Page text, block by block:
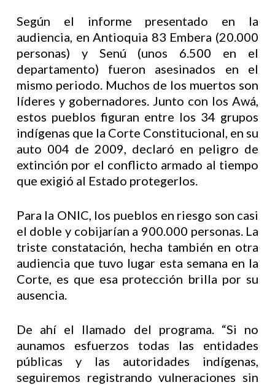
Según el informe presentado en la
audiencia, en Antioquia 83 Embera (20.000
personas) y Senú (unos 6.500 en el
departamento) fueron asesinados en el
mismo periodo. Muchos de los muertos son
líderes y gobernadores. Junto con los Awá,
estos pueblos figuran entre los 34 grupos
indígenas que la Corte Constitucional, en su
auto 004 de 2009, declaró en peligro de
extinción por el conflicto armado al tiempo
que exigió al Estado protegerlos.
Para la ONIC, los pueblos en riesgo son casi
el doble y cobijarían a 900.000 personas. La
triste constatación, hecha también en otra
audiencia que tuvo lugar esta semana en la
Corte, es que esa protección brilla por su
ausencia.
De ahí el llamado del programa. “Si no
aunamos esfuerzos todas las entidades
públicas y las autoridades indígenas,
seguiremos registrando vulneraciones sin